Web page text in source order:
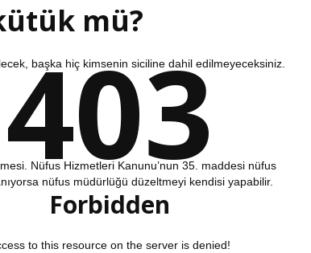
mü?
başka hiç kimsenin siciline dahil edilmeyeceksiniz.
Nüfus Hizmetleri Kanunu’nun 35. maddesi nüfus
nüfus müdürlüğü düzeltmeyi kendisi yapabilir.
403
Forbidden
to this resource on the server is denied!